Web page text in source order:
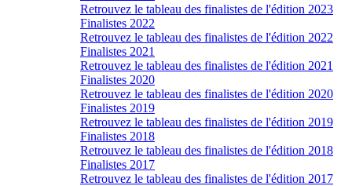
Retrouvez le tableau des finalistes de l'édition 2023
Finalistes 2022
Retrouvez le tableau des finalistes de l'édition 2022
Finalistes 2021
Retrouvez le tableau des finalistes de l'édition 2021
Finalistes 2020
Retrouvez le tableau des finalistes de l'édition 2020
Finalistes 2019
Retrouvez le tableau des finalistes de l'édition 2019
Finalistes 2018
Retrouvez le tableau des finalistes de l'édition 2018
Finalistes 2017
Retrouvez le tableau des finalistes de l'édition 2017